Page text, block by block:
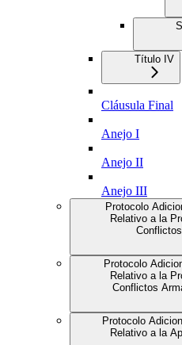
Título IV
Cláusula Final
Anejo I
Anejo II
Anejo III
Protocolo
Relativo a la
Protocolo
Relativo a la
Conflictos
Protocolo
Relativo a la